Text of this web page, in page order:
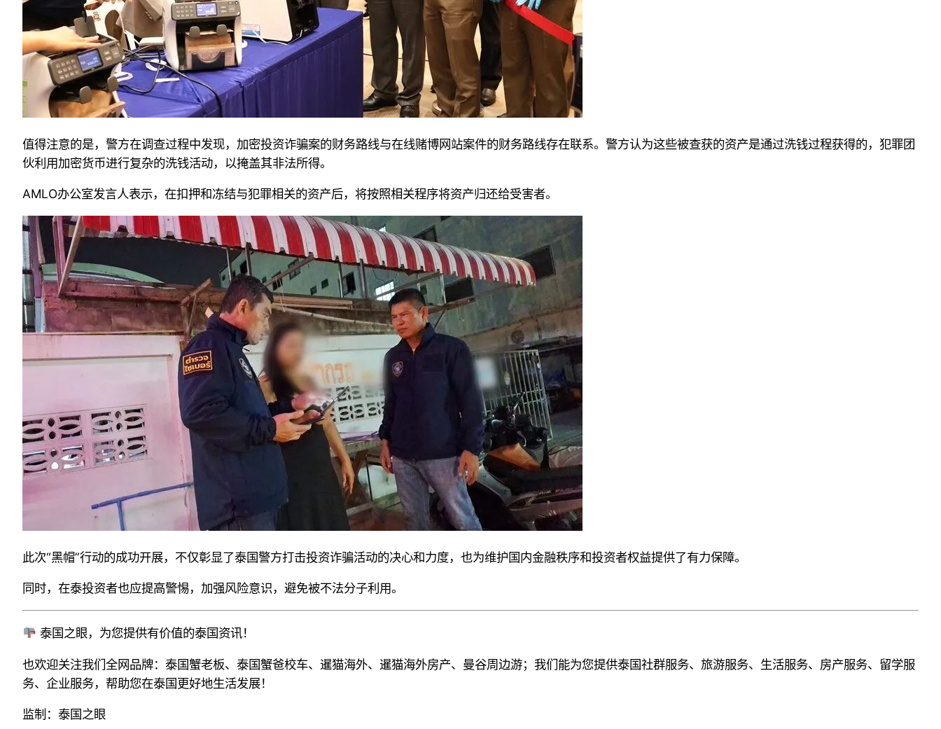
值得注意的是，警方在调查过程中发现，加密投资诈骗案的财务路线与在线赌博网站案件的财务路线存在联系。警方认为这些被查获的资产是通过洗钱过程获得的，犯罪团
伙利用加密货币进行复杂的洗钱活动，以掩盖其非法所得。
AMLO办公室发言人表示，在扣押和冻结与犯罪相关的资产后，将按照相关程序将资产归还给受害者。
此次“黑帽”行动的成功开展，不仅彰显了泰国警方打击投资诈骗活动的决心和力度，也为维护国内金融秩序和投资者权益提供了有力保障。
同时，在泰投资者也应提高警惕，加强风险意识，避免被不法分子利用。
泰国之眼，为您提供有价值的泰国资讯！
也欢迎关注我们全网品牌：泰国蟹老板、泰国蟹爸校车、暹猫海外、暹猫海外房产、曼谷周边游； 我们能为您提供泰国社群服务、旅游服务、生活服务、房产服务、留学服
务、企业服务，帮助您在泰国更好地生活发展！
监制：泰国之眼